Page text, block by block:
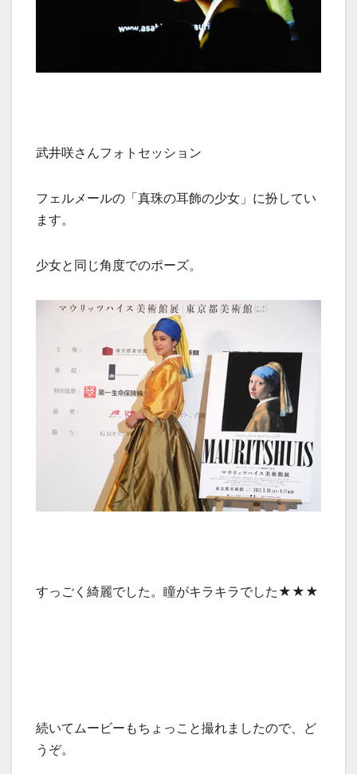
武井咲さんフォトセッション
フェルメールの「真珠の耳飾の少女」に扮してい
ます。
少女と同じ角度でのポーズ。
すっごく綺麗でした。瞳がキラキラでした★★★
続いてムービーもちょっこと撮れましたので、ど
うぞ。